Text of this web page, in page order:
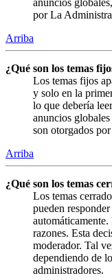
por La
Arriba
¿Qué son los temas
Los temas fijos
y solo en la
lo que debería
anuncios
son otorgados
Arriba
¿Qué son los temas
Los temas
pueden
automáticamente.
razones. Esta
moderador. Tal
dependiendo de
administradores.